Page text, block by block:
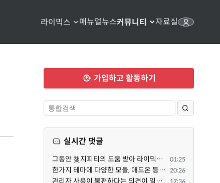
라이믹스 매뉴얼뉴스커뮤니티 자료실
가입하고 활동하기
실시간 댓글
그동안 챚지피티의 도움 받아 라이믹스 2.1.35 로 업그레이드 잘 한 것은 부인할 수 없는 사실입니다. 그런... 01:25
한가지 테마에 다양한 모듈, 애드온 등을 같이 사용하게 되면 의외로 어려운게 일관성이 있는 디자인의 유지... 20:26
관리자 사용이 불편하다는 의견이 일부 있어서 반영했습니다 ㅎㅎ 8.4이상도 지원될 수 있도록 10.5.2 혹은 ... 17:36